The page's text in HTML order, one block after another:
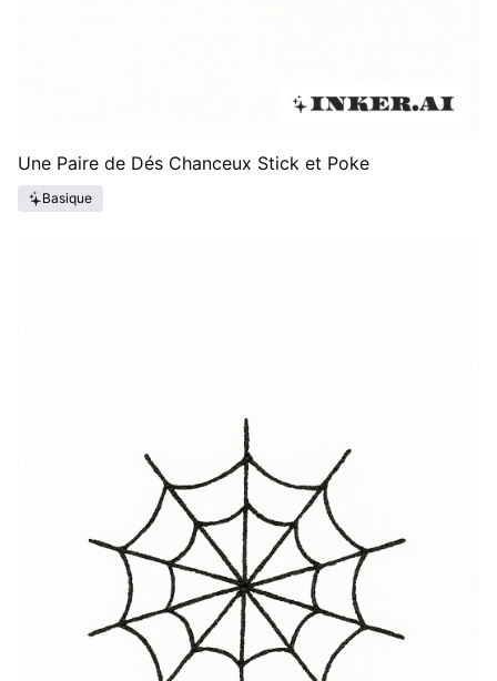
Une Paire de Dés Chanceux Stick et Poke
Basique